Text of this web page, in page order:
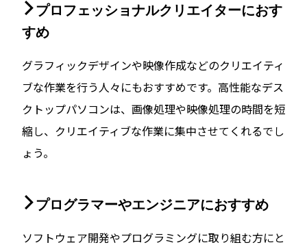
プロフェッショナルクリエイターにおす
すめ
グラフィックデザインや映像作成などのクリエイティ
ブな作業を行う人々にもおすすめです。高性能なデス
クトップパソコンは、画像処理や映像処理の時間を短
縮し、クリエイティブな作業に集中させてくれるでし
ょう。
プログラマーやエンジニアにおすすめ
ソフトウェア開発やプログラミングに取り組む方にと